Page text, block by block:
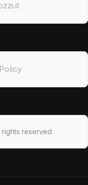
rights reserved